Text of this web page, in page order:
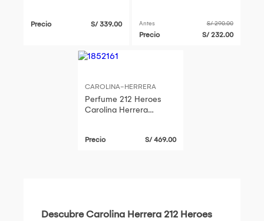
Precio S/ 339.00 Antes S/ 290.00
Precio S/ 232.00
CAROLINA-HERRERA
Perfume 212 Heroes
Carolina Herrera
Precio S/ 469.00
Descubre Carolina Herrera 212 Heroes